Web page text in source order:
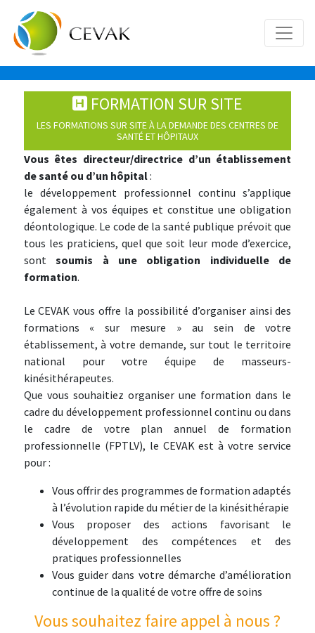
FORMATION SUR SITE
LES FORMATIONS SUR SITE À LA DEMANDE DES CENTRES DE
SANTÉ ET HÔPITAUX
Vous êtes directeur/directrice d’un établissement
de santé ou d’un hôpital:
le développement professionnel continu s’applique
également à vos équipes et constitue une obligation
déontologique. Le code de la santé publique prévoit que
tous les praticiens, quel que soit leur mode d’exercice,
sontsoumis à une obligation individuelle de
formation.
Le CEVAK vous offre la possibilité d’organiser ainsi des
formations « sur mesure » au sein de votre
établissement, à votre demande, sur tout le territoire
national pour votre équipe de masseurs-
kinésithérapeutes.
Que vous souhaitiez organiser une formation dans le
cadre du développement professionnel continu ou dans
le cadre de votre plan annuel de formation
professionnelle (FPTLV), le CEVAK est à votre service
pour :
Vous offrir des programmes de formation adaptés
à l’évolution rapide du métier de la kinésithérapie
Vous proposer des actions favorisant le
développement des compétences et des
pratiques professionnelles
Vous guider dans votre démarche d’amélioration
continue de la qualité de votre offre de soins
Vous souhaitez faire appel à nous ?